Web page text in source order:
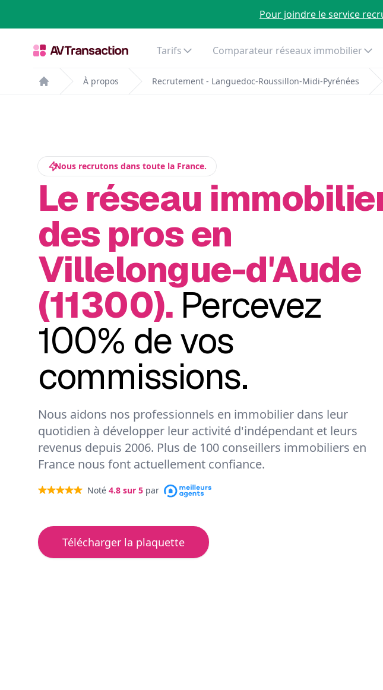
Pour joindre le service
Tarifs Comparateur réseaux immobilier
Home
À propos Recrutement - Languedoc-Roussillon-Midi-Pyrénées
Nous recrutons dans toute la France.
Le réseau
des pros en
Villelongue-d'Aude
(11300). Percevez
100% de vos
commissions.
Nous aidons nos professionnels en immobilier dans leur
quotidien à développer leur activité d'indépendant et leurs
revenus depuis 2006. Plus de 100 conseillers immobiliers en
France nous font actuellement confiance.
Noté 4.8 sur 5 par
Télécharger la plaquette